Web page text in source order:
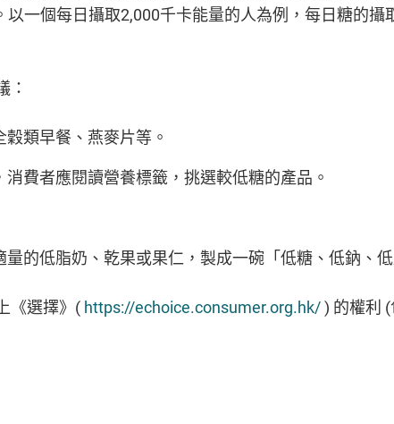
一個每日攝取2,000千卡能量的人為例，每日糖的攝
：
類早餐、燕麥片等。
費者應閱讀營養標籤，挑選較低糖的產品。
的低脂奶、乾果或果仁，製成一碗「低糖、低鈉、
選擇》 ( https://echoice.consumer.org.hk/) 的權利 (